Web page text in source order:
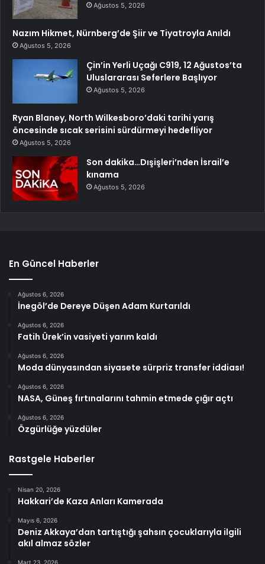
Ağustos 5, 2026
Nazım Hikmet, Nürnberg’de Şiir ve Tiyatroyla Anıldı
Ağustos 5, 2026
Çin’in Yerli Uçağı C919, 12 Ağustos’ta
Uluslararası Seferlere Başlıyor
Ağustos 5, 2026
Ryan Blaney, North Wilkesboro’daki tarihi yarış
öncesinde sıcak serisini sürdürmeyi hedefliyor
Ağustos 5, 2026
Son dakika…Dışişleri’nden İsrail’e
kınama
Ağustos 5, 2026
En Güncel Haberler
Ağustos 6, 2026
İnegöl’de Dereye Düşen Adam Kurtarıldı
Ağustos 6, 2026
Fatih Ürek’in vasiyeti yarım kaldı
Ağustos 6, 2026
Moda dünyasından siyasete sürpriz transfer iddiası!
Ağustos 6, 2026
NASA, Güneş fırtınalarını tahmin etmede çığır açtı
Ağustos 6, 2026
Özgürlüğe yüzdüler
Rastgele Haberler
Nisan 20, 2026
Hakkari’de Kaza Anları Kamerada
Mayıs 6, 2026
Deniz Akkaya’dan tartıştığı şahsın çocuklarıyla ilgili
akıl almaz sözler
Mart 23, 2026